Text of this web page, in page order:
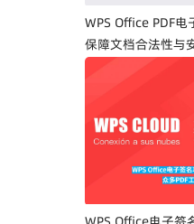
WPS Office PDF
保障文档合法性与